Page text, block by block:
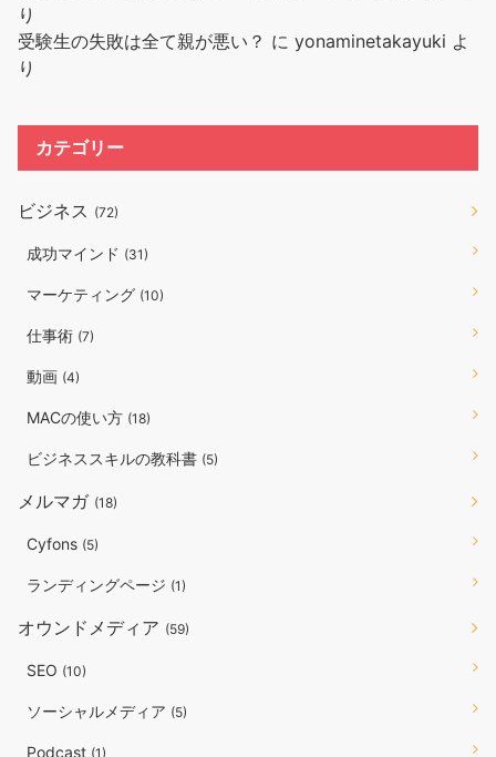
り
受験生の失敗は全て親が悪い？ に yonaminetakayuki よ
り
カテゴリー
ビジネス (72)
成功マインド (31)
マーケティング (10)
仕事術 (7)
動画 (4)
MACの使い方 (18)
ビジネススキルの教科書 (5)
メルマガ (18)
Cyfons (5)
ランディングページ (1)
オウンドメディア (59)
SEO (10)
ソーシャルメディア (5)
Podcast (1)